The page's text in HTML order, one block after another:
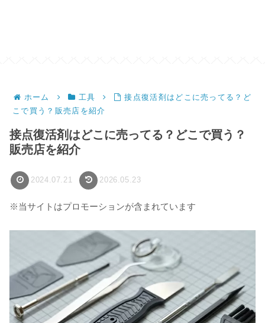
ホーム 工具
接点復活剤はどこに売ってる？ど
こで買う？販売店を紹介
接点復活剤はどこに売ってる？どこで買う？
販売店を紹介
2024.07.21 2026.05.23
※当サイトはプロモーションが含まれています